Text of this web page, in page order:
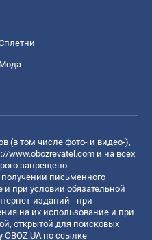
Мода
(в том числе фото- и видео-),
www.obozrevatel.com и на всех
запрещено.
письменного
при условии обязательной
изданий - при
на их использование и при
открытой для поисковых
по ссылке